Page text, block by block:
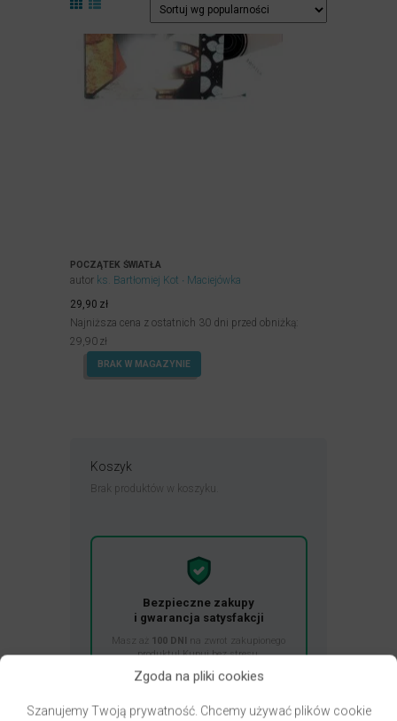
Zgoda na pliki cookies
Szanujemy Twoją prywatność. Chcemy używać plików cookie
POCZĄTEK ŚWIATŁA
autor ks. Bartłomiej Kot
Maciejówka
29,90 zł
Najniższa cena z ostatnich 30 dni przed obniżką:
29,90 zł
BRAK W MAGAZYNIE
Koszyk
Brak produktów w koszyku.
Bezpieczne zakupy
i gwarancja satysfakcji
Masz aż 100 DNI na zwrot zakupionego
produktu! Kupuj bez stresu.